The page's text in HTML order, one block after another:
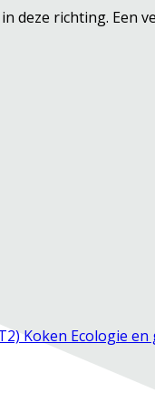
deze richting.
Koken Ecologie en